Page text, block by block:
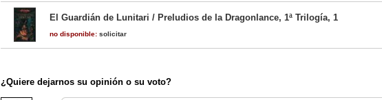
El Guardián de Lunitari / Preludios de la Dragonlance, 1ª Trilogía, 1
no disponible: solicitar
¿Quiere dejarnos su opinión o su voto?